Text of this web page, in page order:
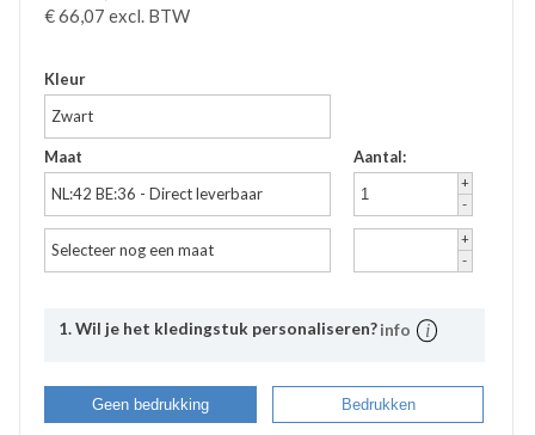
Accessoires
Waadbroeken
€66,07 excl. BTW
Kleur
Zwart
Maat
NL:42 BE:36 - Direct leverbaar
Aantal:
+
-
Selecteer nog een maat
+
-
1. Wil je het kledingstuk personaliseren?info
Bij Bevazet kunt u uw bedrijfskleding ook laten
bedrukken. Middels onderstaande stappen kunt u
Geen bedrukking Bedrukken